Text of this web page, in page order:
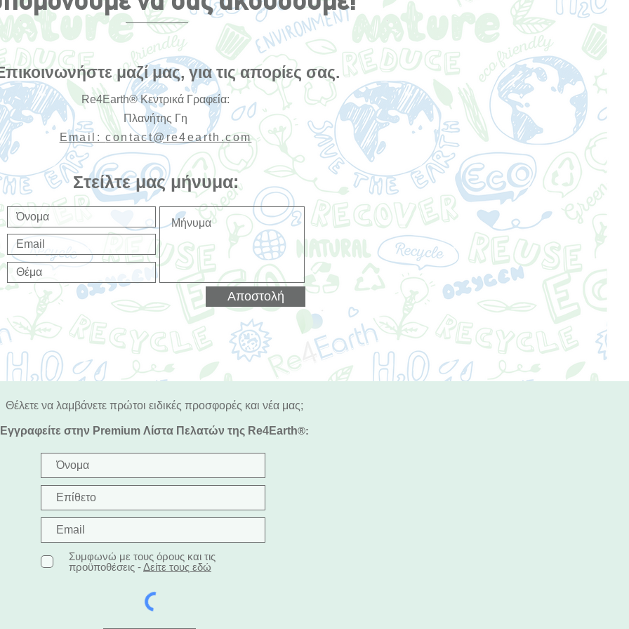
μαζί μας, για τις απορίες σας.
Re4Earth® Κεντρικά Γραφεία:
Πλανήτης Γη
Email:contact@re4earth.com
Στείλτε μας μήνυμα:
Αποστολή
Θέλετε να λαμβάνετε πρώτοι ειδικές προσφορές και νέα μας;
Εγγραφείτε στην Premium Λίστα Πελατών της Re4Earth®:
Συμφωνώ με τους όρους και τις
προϋποθέσεις -Δείτε τους εδώ